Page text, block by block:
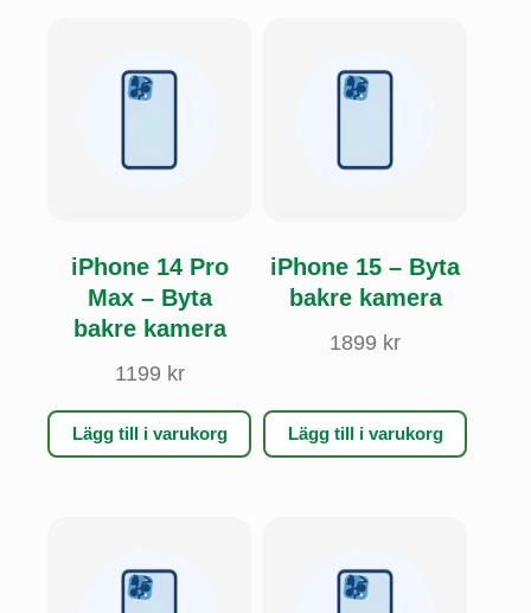
iPhone 14 Pro
Max – Byta
bakre kamera
1199 kr
Lägg till i varukorg
iPhone 15 – Byta
bakre kamera
1899 kr
Lägg till i varukorg